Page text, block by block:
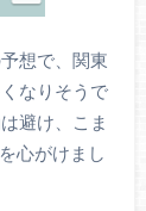
想で、関東
なりそうで
避け、こま
心がけまし